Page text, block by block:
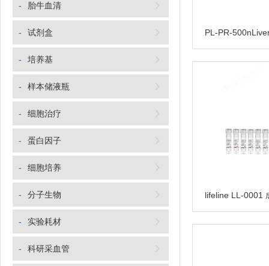
- 胎牛血清
- 试剂盒
- 培养基
- 样本储液瓶
- 细胞治疗
- 蛋白因子
- 细胞培养
- 分子生物
- 实验耗材
- 科研采血管